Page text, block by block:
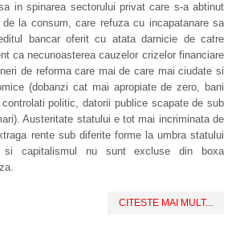
in spinarea sectorului privat care s-a abtinut
la consum, care refuza cu incapatanare sa
bancar oferit cu atata darnicie de catre
ca necunoasterea cauzelor crizelor financiare
de reforma care mai de care mai ciudate si
(dobanzi cat mai apropiate de zero, bani
politic, datorii publice scapate de sub
Austeritate statului e tot mai incriminata de
rente sub diferite forme la umbra statului
si capitalismul nu sunt excluse din boxa
CITESTE MAI MULT...